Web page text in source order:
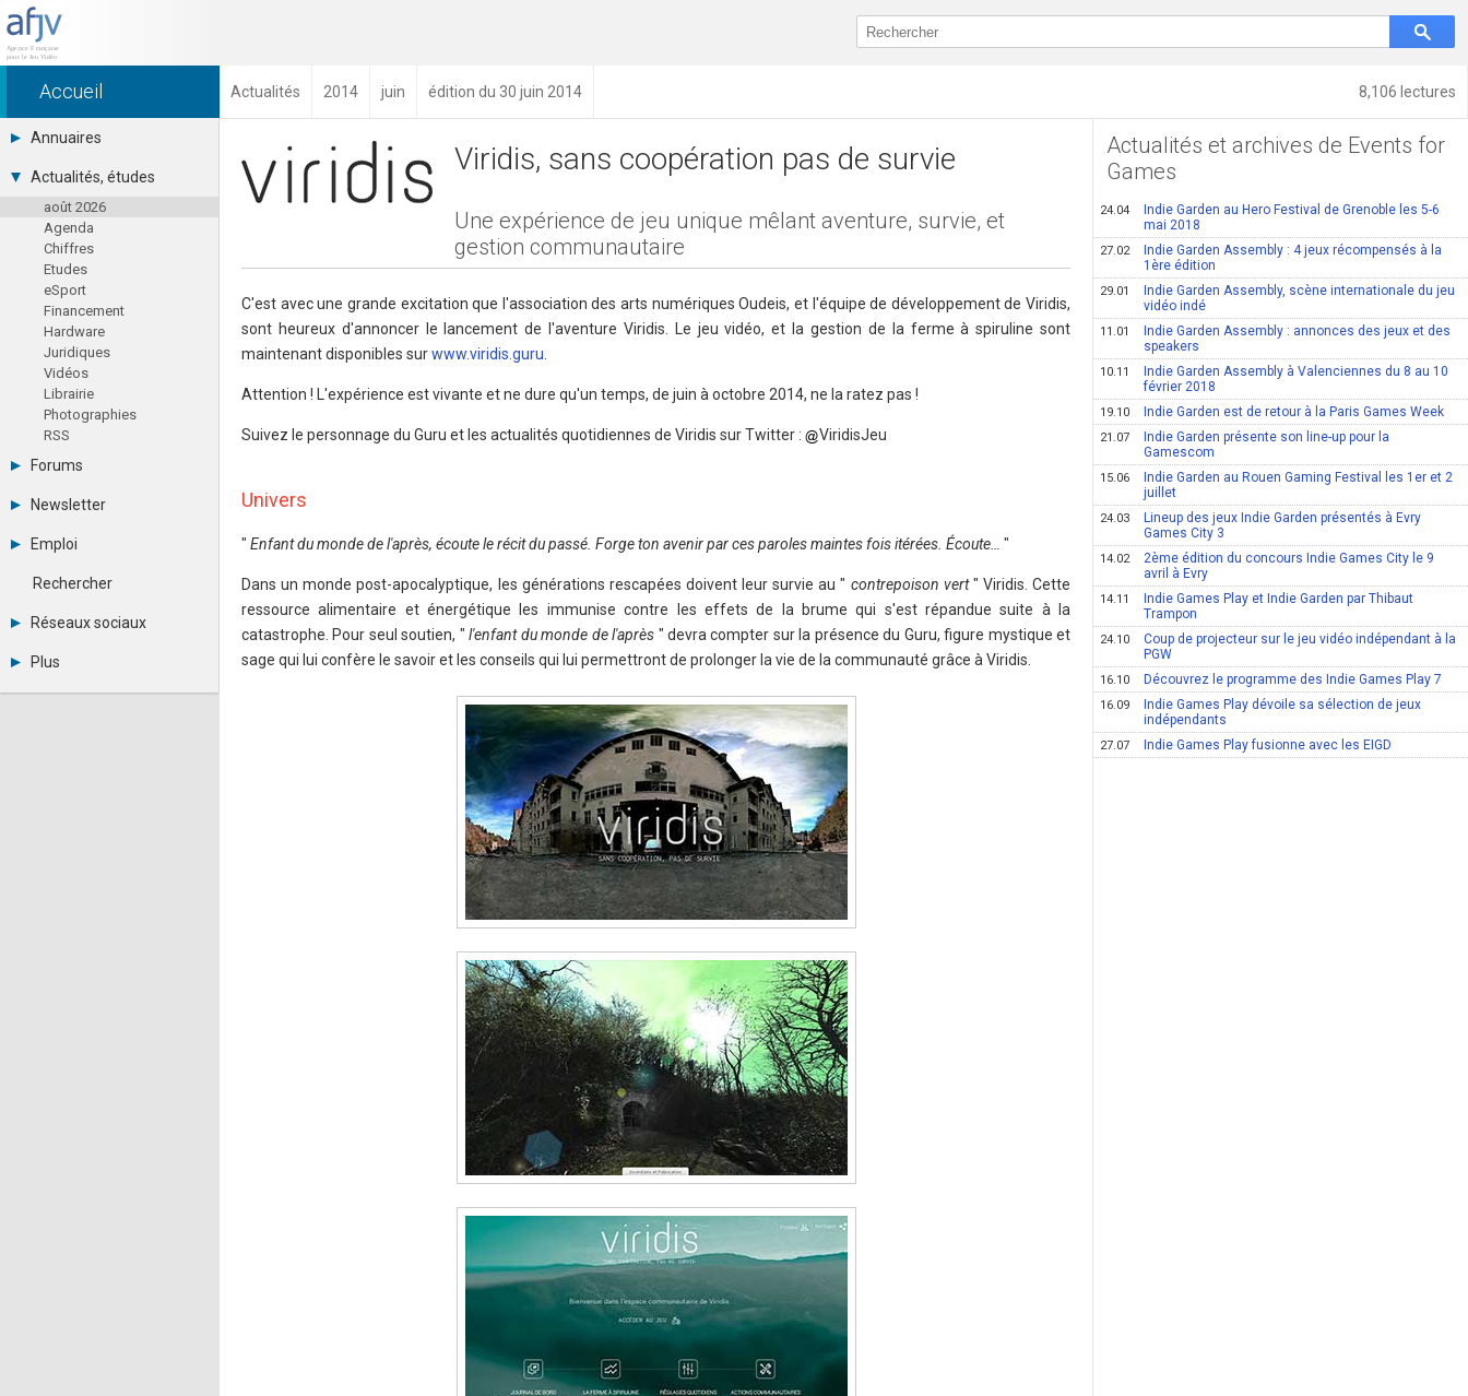
8,106 lectures
Accueil Actualités 2014 juin édition du 30 juin 2014
Annuaires
Toutes les sociétés (691)
Studios (418)
Editeurs (49)
Distributeurs (16)
Hard. / Accessoires (10)
Middlewares (15)
Prestataires (99)
Assoc. / Syndicats (21)
Formations / Ecoles (46)
Presse spécialisée (17)
Actualités, études
août 2026
Agenda
Chiffres
Etudes
eSport
Financement
Hardware
Juridiques
Vidéos
Librairie
Photographies
RSS
Forums
Tous les forums
Se connecter
Messages privés
Contacter un modérateur
Newsletter
Archives
Abonnement
Emploi
Consulter les annonces
Observatoire de l'emploi
Rechercher
Réseaux sociaux
LinkedIn
Plus
Annonceurs
Viridis, sans coopération pas de survie
Une expérience de jeu unique mêlant aventure, survie, et
gestion communautaire
C'est avec une grande excitation que l'association des arts numériques Oudeis, et l'équipe de développement de Viridis,
sont heureux d'annoncer le lancement de l'aventure Viridis. Le jeu vidéo, et la gestion de la ferme à spiruline sont
maintenant disponibles surwww.viridis.guru
Attention ! L'expérience est vivante et ne dure qu'un temps, de juin à octobre 2014, ne la ratez pas !
Suivez le personnage du Guru et les actualités quotidiennes de Viridis sur Twitter : ViridisJeu
Univers
" Enfant du monde de l'après, écoute le récit du passé. Forge ton avenir par ces paroles maintes fois itérées. Écoute… "
Dans un monde post-apocalyptique, les générations rescapées doivent leur survie au " contrepoison vert" Viridis. Cette
ressource alimentaire et énergétique les immunise contre les effets de la brume qui s'est répandue suite à la
catastrophe. Pour seul soutien, " l'enfant du monde de l'après " devra compter sur la présence du Guru, figure mystique et
sage qui lui confère le savoir et les conseils qui lui permettront de prolonger la vie de la communauté grâce à Viridis.
Actualités et archives de Events for
Games
24.04
Indie Garden au Hero Festival de Grenoble les 5-6
mai 2018
27.02
Indie Garden Assembly : 4 jeux récompensés à la
1ère édition
29.01
Indie Garden Assembly, scène internationale du jeu
vidéo indé
11.01
Indie Garden Assembly : annonces des jeux et des
speakers
10.11
Indie Garden Assembly à Valenciennes du 8 au 10
février 2018
19.10 Indie Garden est de retour à la Paris Games Week
21.07
Indie Garden présente son line-up pour la
Gamescom
15.06
Indie Garden au Rouen Gaming Festival les 1er et 2
juillet
24.03
Lineup des jeux Indie Garden présentés à Evry
Games City 3
14.02
2ème édition du concours Indie Games City le 9
avril à Evry
14.11
Indie Games Play et Indie Garden par Thibaut
Trampon
24.10
Coup de projecteur sur le jeu vidéo indépendant à la
PGW
16.10 Découvrez le programme des Indie Games Play 7
16.09
Indie Games Play dévoile sa sélection de jeux
indépendants
27.07 Indie Games Play fusionne avec les EIGD